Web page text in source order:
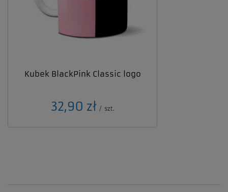
Kubek BlackPink Classic logo
32,90 zł / szt.